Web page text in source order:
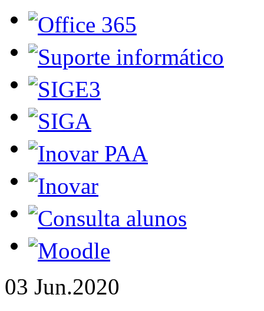
03 Jun.2020